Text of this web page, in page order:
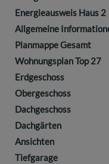
Energieausweis Haus 2
Allgemeine
Planmappe Gesamt
Wohnungsplan Top 27
Erdgeschoss
Obergeschoss
Dachgeschoss
Dachgärten
Ansichten
Tiefgarage